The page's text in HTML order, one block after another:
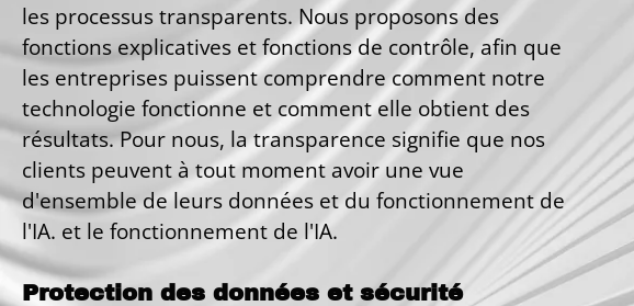
les processus transparents. Nous proposons des
fonctions explicatives et fonctions de contrôle, afin que
les entreprises puissent comprendre comment notre
technologie fonctionne et comment elle obtient des
résultats. Pour nous, la transparence signifie que nos
clients peuvent à tout moment avoir une vue
d'ensemble de leurs données et du fonctionnement de
l'IA. et le fonctionnement de l'IA.
Protection des données et sécurité